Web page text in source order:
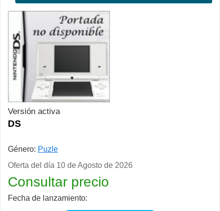
Versión activa
DS
Género: Puzle
Oferta del día 10 de Agosto de 2026
Consultar precio
Fecha de lanzamiento: